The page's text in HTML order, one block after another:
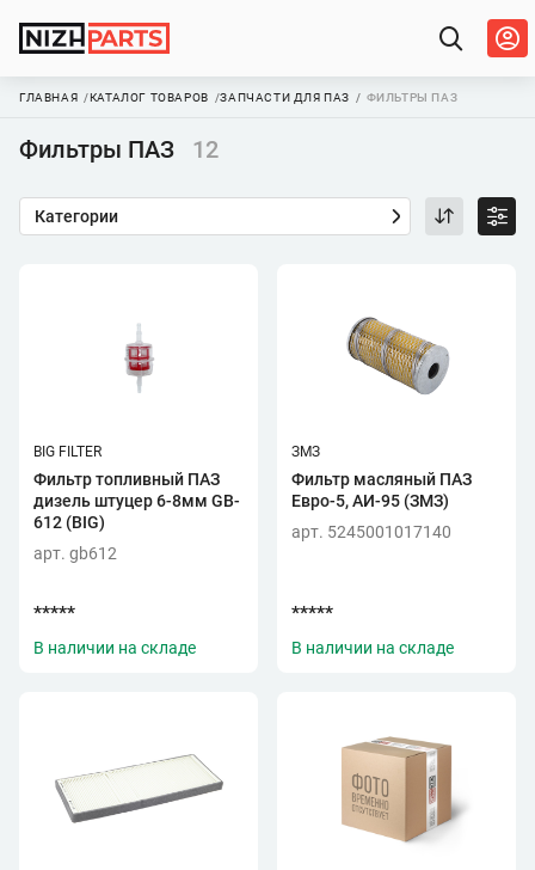
ГЛАВНАЯ КАТАЛОГ ТОВАРОВ ЗАПЧАСТИ ДЛЯ ПАЗ ФИЛЬТРЫ ПАЗ
Фильтры ПАЗ 12
Категории
BIG FILTER
Фильтр топливный ПАЗ
дизель штуцер 6-8мм GB-
612 (BIG)
арт. gb612
*****
В наличии на складе
ЗМЗ
Фильтр масляный ПАЗ
Евро-5, АИ-95 (ЗМЗ)
арт. 5245001017140
*****
В наличии на складе